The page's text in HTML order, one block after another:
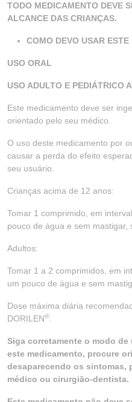
TODO MEDICAMENTO DEVE
ALCANCE DAS CRIANÇAS.
COMO DEVO USAR
USO ORAL
USO ADULTO E PEDIÁTRICO
Este medicamento deve ser
orientado pelo seu médico.
O uso deste medicamento por
causar a perda do efeito
seu usuário.
Crianças acima de 12 anos:
Tomar 1 comprimido, em
pouco de água e sem mastigar,
Adultos:
Tomar 1 a 2 comprimidos, em
um pouco de água e sem
Dose máxima diária
DORILEN®
Siga corretamente o modo
este medicamento, procure
desaparecendo os sintomas,
médico ou cirurgião-dentista.